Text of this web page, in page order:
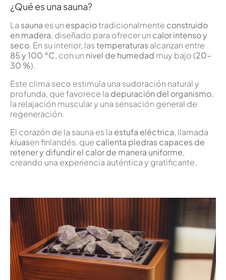
¿Qué es una sauna?
La sauna es un espaciotradicionalmente construido
en madera, diseñado para ofrecer un calor intenso y
seco. En su interior, lastemperaturasalcanzan entre
85 y 100 °C, con un nivel de humedad muy bajo (20–
30 %).
Este clima seco estimula una sudoración natural y
profunda, que favorece la depuración del organismo,
la relajación muscular y una sensación general de
regeneración.
El corazón de la sauna es la estufa eléctrica, llamada
kiuasen finlandés, que calienta piedras capaces de
retener y difundir el calor de manera uniforme,
creando una experiencia auténtica y gratificante.